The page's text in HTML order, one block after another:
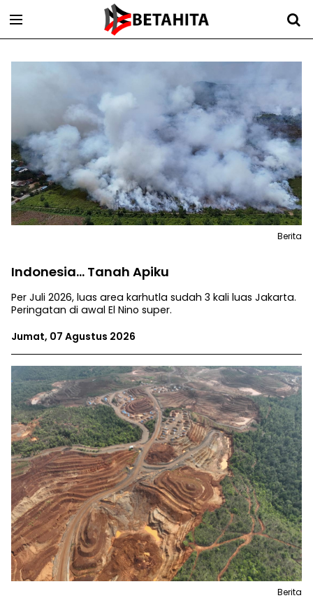
Indonesia... Tanah Apiku
Per Juli 2026, luas area karhutla sudah 3 kali luas Jakarta.
Peringatan di awal El Nino super.
Jumat, 07 Agustus 2026
Berita
Berita